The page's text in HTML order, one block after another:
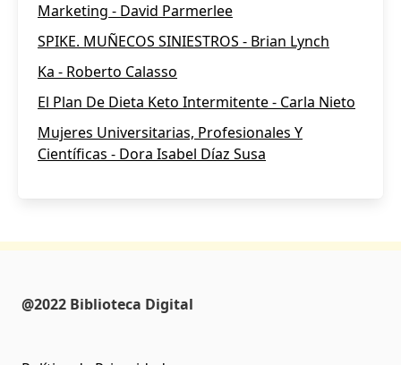
Marketing - David Parmerlee
SPIKE. MUÑECOS SINIESTROS - Brian Lynch
Ka - Roberto Calasso
El Plan De Dieta Keto Intermitente - Carla Nieto
Mujeres Universitarias, Profesionales Y
Científicas - Dora Isabel Díaz Susa
@2022 Biblioteca Digital